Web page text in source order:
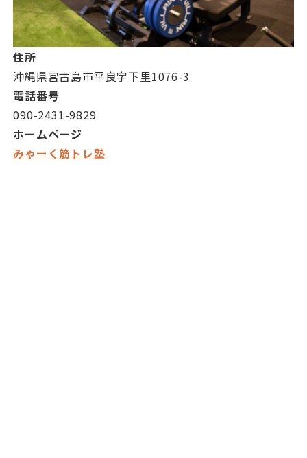
住所
沖縄県宮古島市平良字下里1076-3
電話番号
090-2431-9829
ホームページ
みゃーく筋トレ塾